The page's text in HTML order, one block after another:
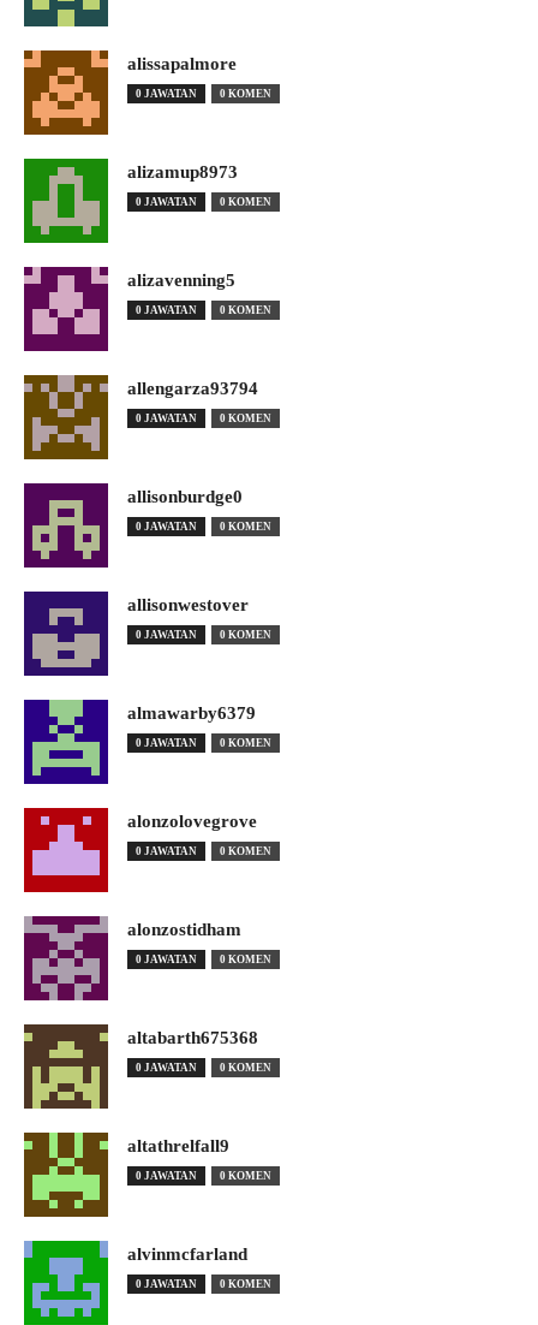
alissapalmore
0 JAWATAN 0 KOMEN
alizamup8973
0 JAWATAN 0 KOMEN
alizavenning5
0 JAWATAN 0 KOMEN
allengarza93794
0 JAWATAN 0 KOMEN
allisonburdge0
0 JAWATAN 0 KOMEN
allisonwestover
0 JAWATAN 0 KOMEN
almawarby6379
0 JAWATAN 0 KOMEN
alonzolovegrove
0 JAWATAN 0 KOMEN
alonzostidham
0 JAWATAN 0 KOMEN
altabarth675368
0 JAWATAN 0 KOMEN
altathrelfall9
0 JAWATAN 0 KOMEN
alvinmcfarland
0 JAWATAN 0 KOMEN